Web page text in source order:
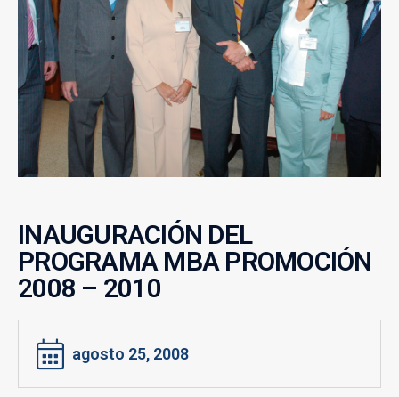
INAUGURACIÓN DEL
PROGRAMA MBA PROMOCIÓN
2008 – 2010
agosto 25, 2008